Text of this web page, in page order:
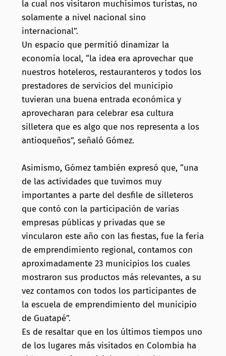
la cual nos visitaron muchísimos turistas, no
solamente a nivel nacional sino
internacional”.
Un espacio que permitió dinamizar la
economía local, “la idea era aprovechar que
nuestros hoteleros, restauranteros y todos los
prestadores de servicios del municipio
tuvieran una buena entrada económica y
aprovecharan para celebrar esa cultura
silletera que es algo que nos representa a los
antioqueños”, señaló Gómez.
Asimismo, Gómez también expresó que, “una
de las actividades que tuvimos muy
importantes a parte del desfile de silleteros
que contó con la participación de varias
empresas públicas y privadas que se
vincularon este año con las fiestas, fue la feria
de emprendimiento regional, contamos con
aproximadamente 23 municipios los cuales
mostraron sus productos más relevantes, a su
vez contamos con todos los participantes de
la escuela de emprendimiento del municipio
de Guatapé”.
Es de resaltar que en los últimos tiempos uno
de los lugares más visitados en Colombia ha